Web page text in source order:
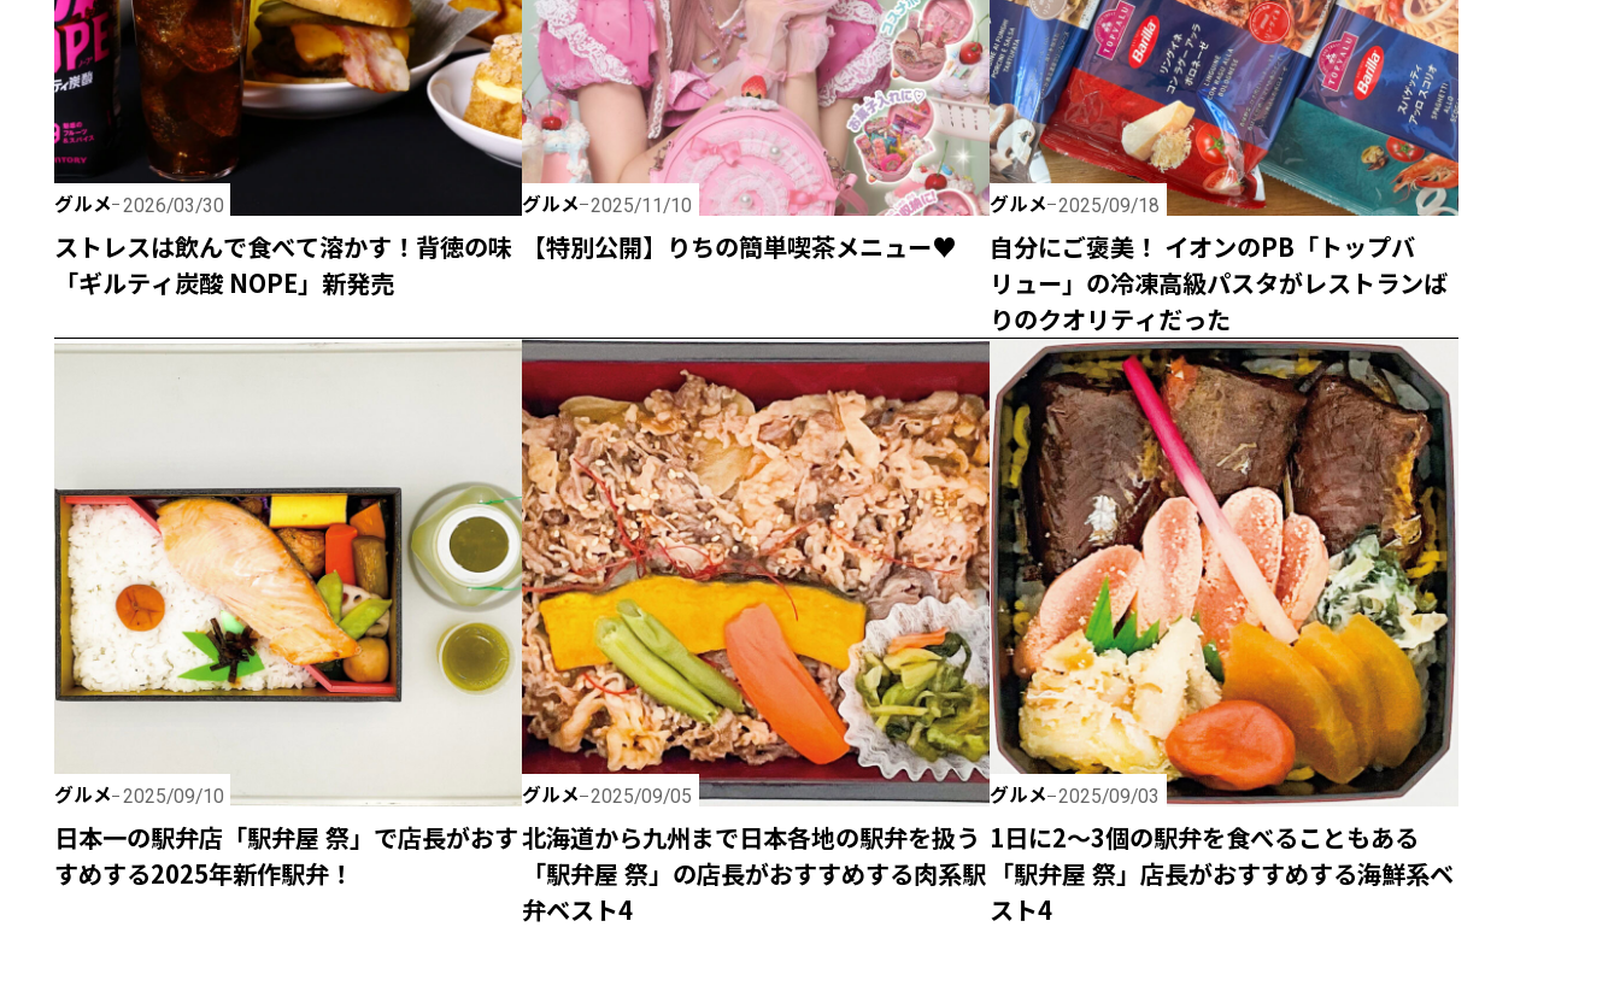
グルメ 2026/03/30
ストレスは飲んで食べて溶かす！背徳の味
「ギルティ炭酸 NOPE」新発売
グルメ 2025/11/10
【特別公開】りちの簡単喫茶メニュー♥
グルメ 2025/09/18
自分にご褒美！ イオンのPB「トップバ
リュー」の冷凍高級パスタがレストランば
りのクオリティだった
グルメ 2025/09/10
日本一の駅弁店「駅弁屋 祭」で店長がおす
すめする2025年新作駅弁！
グルメ 2025/09/05
北海道から九州まで日本各地の駅弁を扱う
「駅弁屋 祭」の店長がおすすめする肉系駅
弁ベスト4
グルメ 2025/09/03
1日に2～3個の駅弁を食べることもある
「駅弁屋 祭」店長がおすすめする海鮮系ベ
スト4